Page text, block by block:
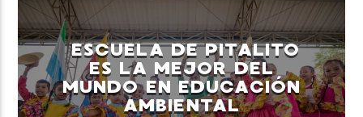
Neiva Estereo
ESCUELA DE PITALITO
ES LA MEJOR DEL
MUNDO EN EDUCACIÓN
AMBIENTAL